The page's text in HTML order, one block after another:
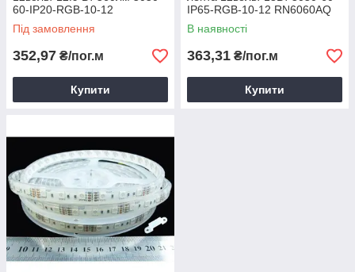
60-IP20-RGB-10-12
RD0060AQ Rishang Рішанг
11691
Під замовлення
352,97 ₴/пог.м
Купити
IP65-RGB-10-12 RN6060AQ
Rishang Рішанг 8147
В наявності
363,31 ₴/пог.м
Купити